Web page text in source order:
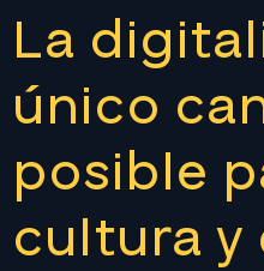
La
único
posible
cultura y